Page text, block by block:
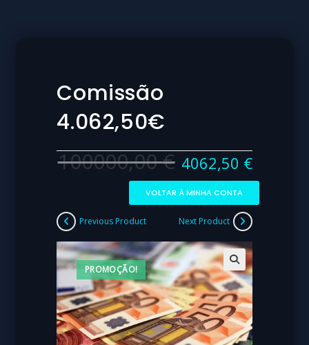
Comissão
4.062,50€
100000,00€ 4062,50 €
VOLTAR À MINHA CONTA
PROMOÇÃO!
Previous Product Next Product